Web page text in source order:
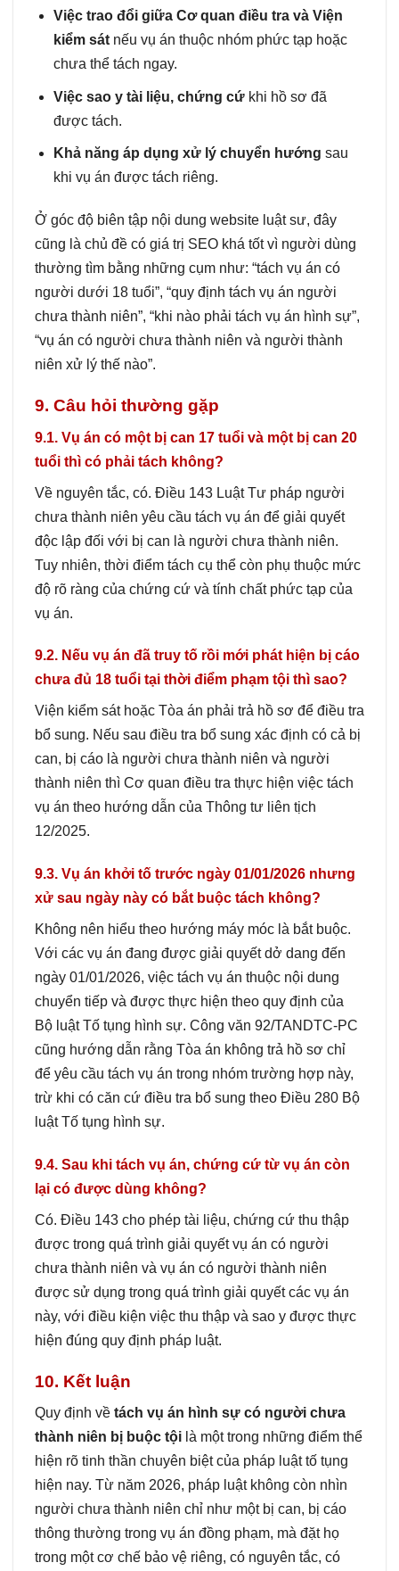
Việc trao đổi giữa Cơ quan điều tra và Viện
kiểm sátnếu vụ án thuộc nhóm phức tạp hoặc
chưa thể tách ngay.
Việc sao y tài liệu, chứng cứkhi hồ sơ đã
được tách.
Khả năng áp dụng xử lý chuyển hướng sau
khi vụ án được tách riêng.
Ở góc độ biên tập nội dung website luật sư, đây
cũng là chủ đề có giá trị SEO khá tốt vì người dùng
thường tìm bằng những cụm như: “tách vụ án có
người dưới 18 tuổi”, “quy định tách vụ án người
chưa thành niên”, “khi nào phải tách vụ án hình sự”,
“vụ án có người chưa thành niên và người thành
niên xử lý thế nào”.
9. Câu hỏi thường gặp
9.1. Vụ án có một bị can 17 tuổi và một bị can 20
tuổi thì có phải tách không?
Về nguyên tắc, có. Điều 143 Luật Tư pháp người
chưa thành niên yêu cầu tách vụ án để giải quyết
độc lập đối với bị can là người chưa thành niên.
Tuy nhiên, thời điểm tách cụ thể còn phụ thuộc mức
độ rõ ràng của chứng cứ và tính chất phức tạp của
vụ án.
9.2. Nếu vụ án đã truy tố rồi mới phát hiện bị cáo
chưa đủ 18 tuổi tại thời điểm phạm tội thì sao?
Viện kiểm sát hoặc Tòa án phải trả hồ sơ để điều tra
bổ sung. Nếu sau điều tra bổ sung xác định có cả bị
can, bị cáo là người chưa thành niên và người
thành niên thì Cơ quan điều tra thực hiện việc tách
vụ án theo hướng dẫn của Thông tư liên tịch
12/2025.
9.3. Vụ án khởi tố trước ngày 01/01/2026 nhưng
xử sau ngày này có bắt buộc tách không?
Không nên hiểu theo hướng máy móc là bắt buộc.
Với các vụ án đang được giải quyết dở dang đến
ngày 01/01/2026, việc tách vụ án thuộc nội dung
chuyển tiếp và được thực hiện theo quy định của
Bộ luật Tố tụng hình sự. Công văn 92/TANDTC-PC
cũng hướng dẫn rằng Tòa án không trả hồ sơ chỉ
để yêu cầu tách vụ án trong nhóm trường hợp này,
trừ khi có căn cứ điều tra bổ sung theo Điều 280 Bộ
luật Tố tụng hình sự.
9.4. Sau khi tách vụ án, chứng cứ từ vụ án còn
lại có được dùng không?
Có. Điều 143 cho phép tài liệu, chứng cứ thu thập
được trong quá trình giải quyết vụ án có người
chưa thành niên và vụ án có người thành niên
được sử dụng trong quá trình giải quyết các vụ án
này, với điều kiện việc thu thập và sao y được thực
hiện đúng quy định pháp luật.
10. Kết luận
Quy định về tách vụ án hình sự có người chưa
thành niên bị buộc tội là một trong những điểm thể
hiện rõ tinh thần chuyên biệt của pháp luật tố tụng
hiện nay. Từ năm 2026, pháp luật không còn nhìn
người chưa thành niên chỉ như một bị can, bị cáo
thông thường trong vụ án đồng phạm, mà đặt họ
trong một cơ chế bảo vệ riêng, có nguyên tắc, có